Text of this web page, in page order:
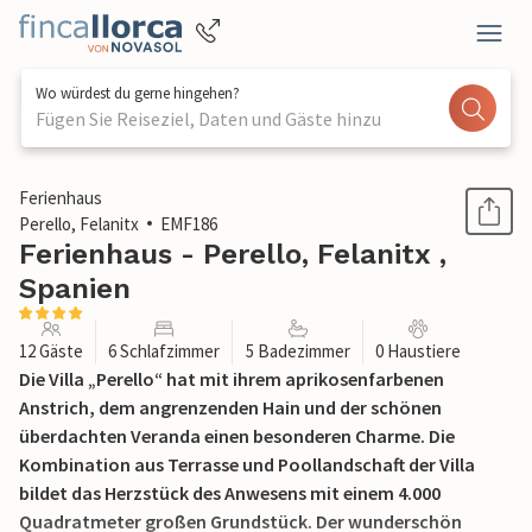
Wo würdest du gerne hingehen?
Fügen Sie Reiseziel, Daten und Gäste hinzu
1 / 42
Ferienhaus
Perello, Felanitx
EMF186
Ferienhaus - Perello, Felanitx ,
Spanien
12 Gäste 6 Schlafzimmer 5 Badezimmer 0 Haustiere
Die Villa „Perello“ hat mit ihrem aprikosenfarbenen
Anstrich, dem angrenzenden Hain und der schönen
überdachten Veranda einen besonderen Charme. Die
Kombination aus Terrasse und Poollandschaft der Villa
bildet das Herzstück des Anwesens mit einem 4.000
Quadratmeter großen Grundstück. Der wunderschön